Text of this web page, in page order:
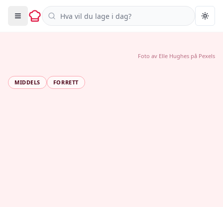
Søk i oppskrifter
MIDDELS FORRETT
Foto av Elle Hughes på Pexels